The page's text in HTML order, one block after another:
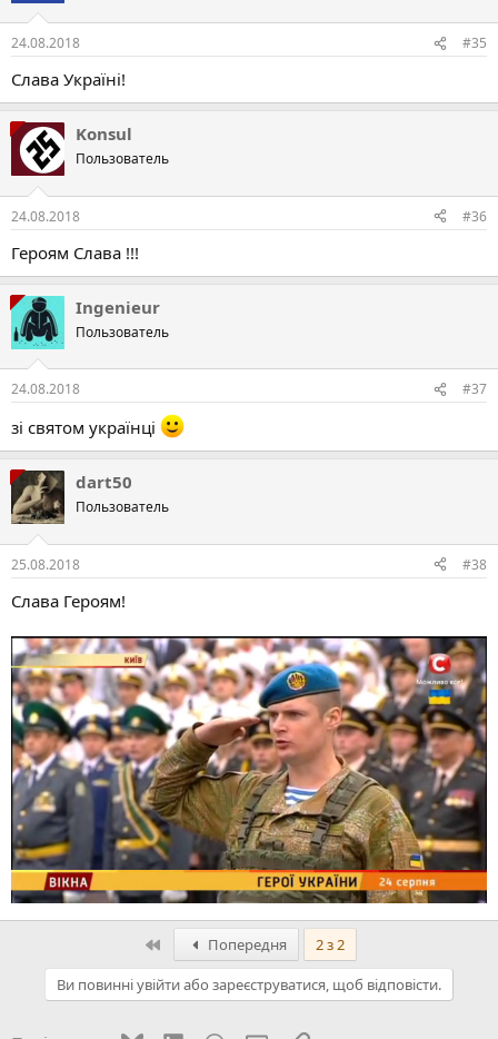
24.08.2018 #35
Слава Україні!
Konsul
Пользователь
24.08.2018 #36
Героям Слава !!!
Ingenieur
Пользователь
24.08.2018 #37
зі святом українці
dart50
Пользователь
25.08.2018 #38
Слава Героям!
ПершийПопередня
2 з 2
Ви повинні увійти або зареєструватися, щоб відповісти.